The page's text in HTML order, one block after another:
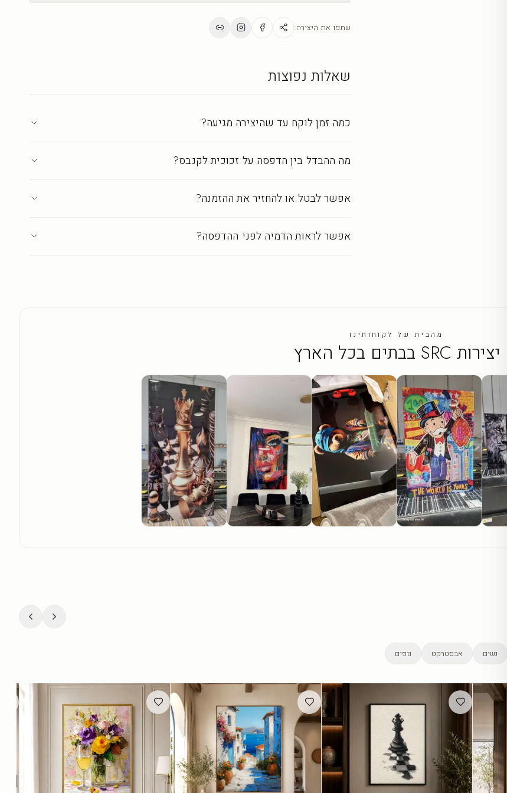
כל יצירה מודפסת ומעובדת בישראל ברמת גלריה
מראה מושלם לאורך שנים.
שתפו את היצירה:
שאלות נפוצות
כמה זמן לוקח עד שהיצירה מגיעה?
מה ההבדל בין הדפסה על זכוכית לקנבס?
אפשר לבטל או להחזיר את ההזמנה?
אפשר לראות הדמיה לפני ההדפסה?
מהבית של לקוחותינו
יצירות SRC בבתים בכל הארץ
נשים אבסטרקט נופים